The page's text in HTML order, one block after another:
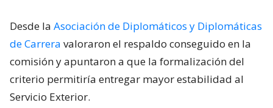
Desde la Asociación de Diplomáticos y Diplomáticas
de Carrera valoraron el respaldo conseguido en la
comisión y apuntaron a que la formalización del
criterio permitiría entregar mayor estabilidad al
Servicio Exterior.